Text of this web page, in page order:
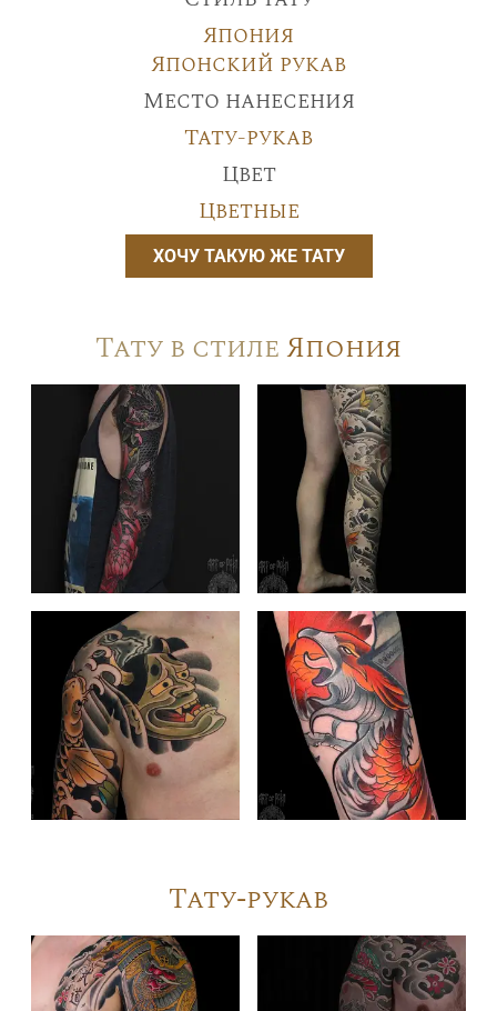
Япония
Японский рукав
Место нанесения
Тату-рукав
Цвет
Цветные
ХОЧУ ТАКУЮ ЖЕ ТАТУ
Тату в стилеЯпония
Тату-рукав